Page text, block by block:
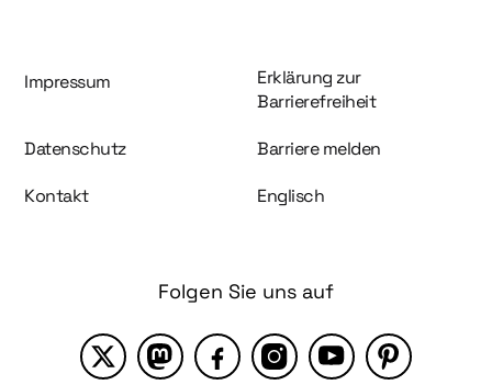
Information und Service
Impressum
Erklärung zur
Barrierefreiheit
Datenschutz Barriere melden
Kontakt Englisch
Folgen Sie uns auf